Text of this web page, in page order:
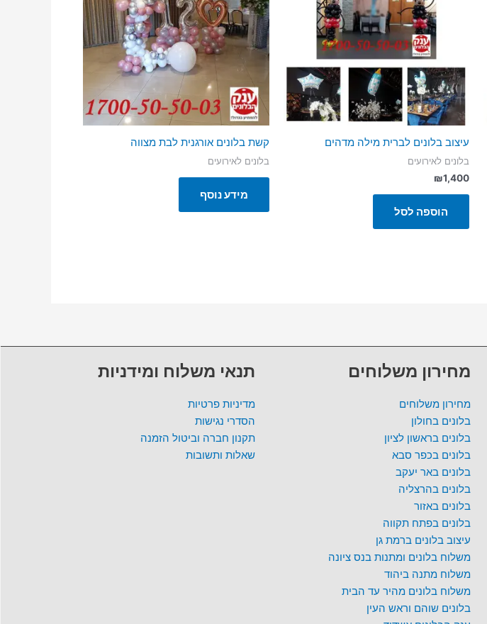
עיצוב בלונים לברית מילה מדהים
בלונים לאירועים
₪1,400
הוספה לסל
קשת בלונים אורגנית לבת מצווה
בלונים לאירועים
מידע נוסף
מחירון משלוחים
מחירון משלוחים
בלונים בחולון
בלונים בראשון לציון
בלונים בכפר סבא
בלונים באר יעקב
בלונים בהרצליה
בלונים באזור
בלונים בפתח תקווה
עיצוב בלונים ברמת גן
משלוח בלונים ומתנות בנס ציונה
משלוח מתנה ביהוד
משלוח בלונים מהיר עד הבית
בלונים שוהם וראש העין
תנאי משלוח ומידניות
מדיניות פרטיות
הסדרי נגישות
תקנון חברה וביטול הזמנה
שאלות ותשובות